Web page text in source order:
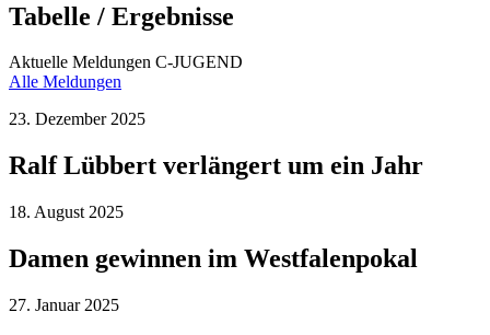
Tabelle / Ergebnisse
Aktuelle Meldungen C-JUGEND
Alle Meldungen
23. Dezember 2025
Ralf Lübbert verlängert um ein Jahr
18. August 2025
Damen gewinnen im Westfalenpokal
27. Januar 2025